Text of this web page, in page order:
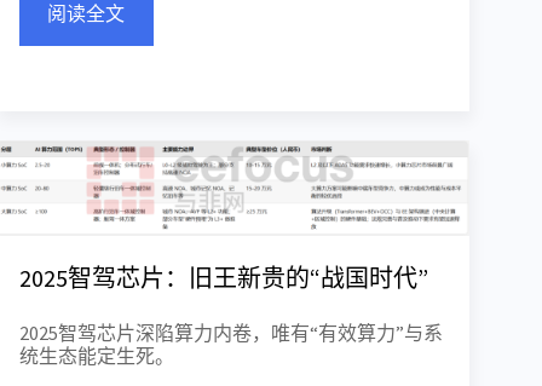
阅读全文
2025智驾芯片：旧王新贵的“战国时代”
2025智驾芯片深陷算力内卷，唯有“有效算力”与系
统生态能定生死。